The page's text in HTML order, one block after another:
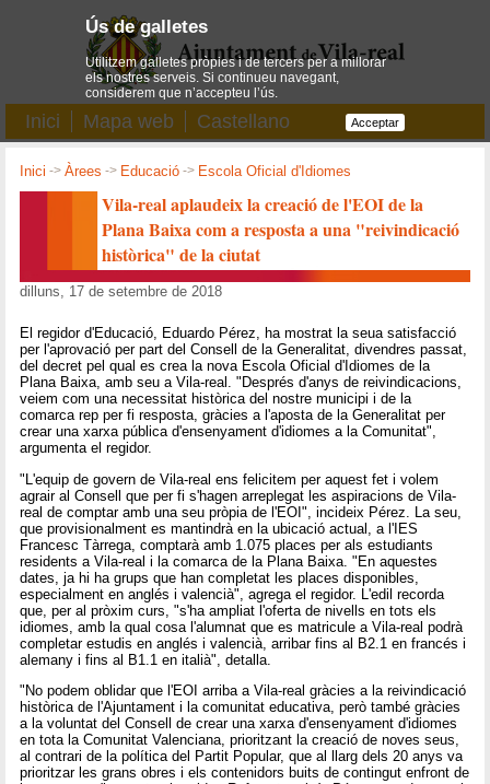
Inici Mapa web Castellano
Inici ->Àrees -> Educació -> Escola Oficial d'Idiomes
Vila-real aplaudeix la creació de l'EOI de la
Plana Baixa com a resposta a una "reivindicació
històrica" de la ciutat
dilluns, 17 de setembre de 2018
El regidor d'Educació, Eduardo Pérez, ha mostrat la seua satisfacció
per l'aprovació per part del Consell de la Generalitat, divendres passat,
del decret pel qual es crea la nova Escola Oficial d'Idiomes de la
Plana Baixa, amb seu a Vila-real. "Després d'anys de reivindicacions,
veiem com una necessitat històrica del nostre municipi i de la
comarca rep per fi resposta, gràcies a l'aposta de la Generalitat per
crear una xarxa pública d'ensenyament d'idiomes a la Comunitat",
argumenta el regidor.
"L'equip de govern de Vila-real ens felicitem per aquest fet i volem
agrair al Consell que per fi s'hagen arreplegat les aspiracions de Vila-
real de comptar amb una seu pròpia de l'EOI", incideix Pérez. La seu,
que provisionalment es mantindrà en la ubicació actual, a l'IES
Francesc Tàrrega, comptarà amb 1.075 places per als estudiants
residents a Vila-real i la comarca de la Plana Baixa. "En aquestes
dates, ja hi ha grups que han completat les places disponibles,
especialment en anglés i valencià", agrega el regidor. L'edil recorda
que, per al pròxim curs, "s'ha ampliat l'oferta de nivells en tots els
idiomes, amb la qual cosa l'alumnat que es matricule a Vila-real podrà
completar estudis en anglés i valencià, arribar fins al B2.1 en francés i
alemany i fins al B1.1 en italià", detalla.
"No podem oblidar que l'EOI arriba a Vila-real gràcies a la reivindicació
històrica de l'Ajuntament i la comunitat educativa, però també gràcies
a la voluntat del Consell de crear una xarxa d'ensenyament d'idiomes
en tota la Comunitat Valenciana, prioritzant la creació de noves seus,
al contrari de la política del Partit Popular, que al llarg dels 20 anys va
prioritzar les grans obres i els contenidors buits de contingut enfront de
Ús de galletes
Utilitzem galletes pròpies i de tercers per a millorar
els nostres serveis. Si continueu navegant,
considerem que n’accepteu l’ús.
Acceptar